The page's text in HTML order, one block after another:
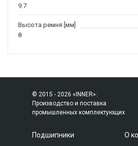
9.7
Высота ремня [мм]
8
© 2015 - 2026 «INNER»:
Производство и поставка
промышленных комплектующих
Подшипники
О